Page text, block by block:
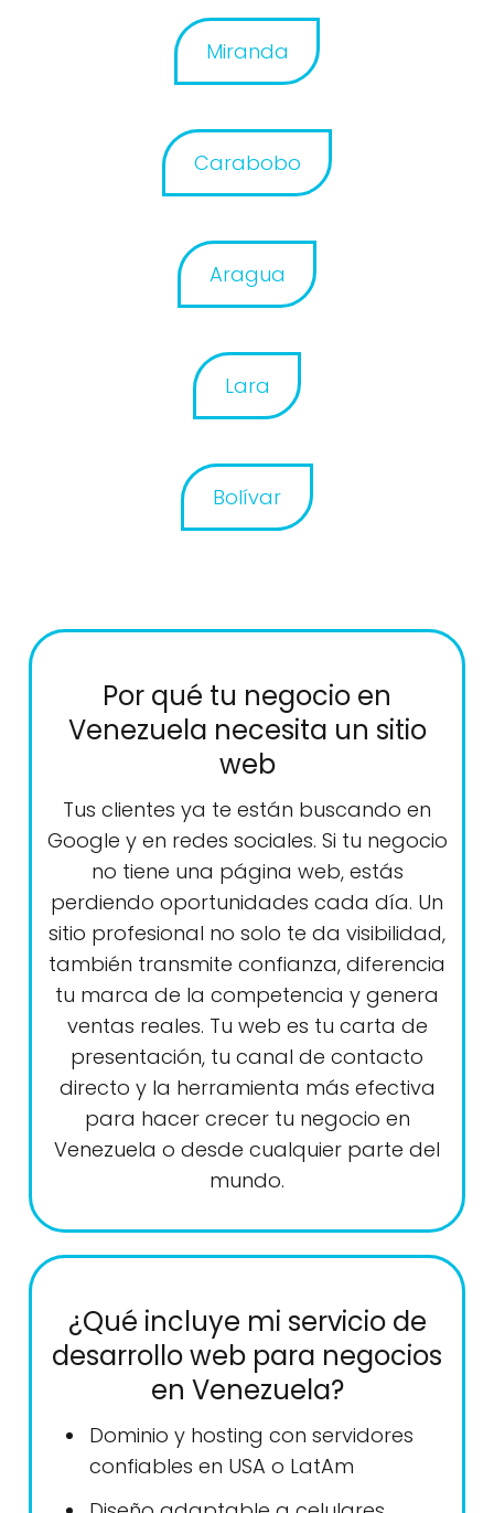
Miranda
Carabobo
Aragua
Lara
Bolívar
Por qué tu negocio en
Venezuela necesita un sitio
web
Tus clientes ya te están buscando en
Google y en redes sociales. Si tu negocio
no tiene una página web, estás
perdiendo oportunidades cada día. Un
sitio profesional no solo te da visibilidad,
también transmite confianza, diferencia
tu marca de la competencia y genera
ventas reales. Tu web es tu carta de
presentación, tu canal de contacto
directo y la herramienta más efectiva
para hacer crecer tu negocio en
Venezuela o desde cualquier parte del
mundo.
¿Qué incluye mi servicio de
desarrollo web para negocios
en Venezuela?
Dominio y hosting con servidores
confiables en USA o LatAm